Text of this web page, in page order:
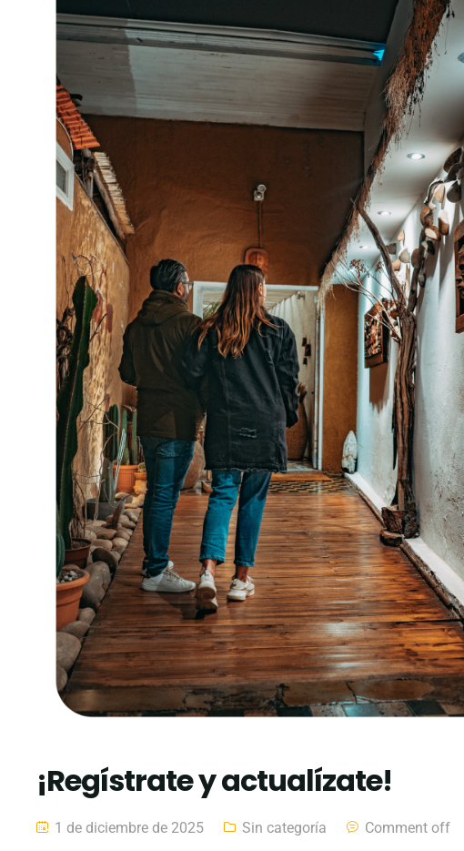
¡Regístrate y actualízate!
1 de diciembre de 2025 Sin categoría Comment off